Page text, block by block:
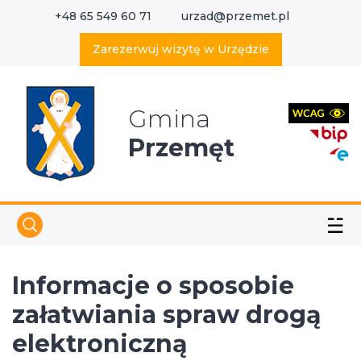
+48 65 549 60 71 urzad@przemet.pl
Zarezerwuj wizytę w Urzędzie
Gmina
Przemęt
☱
Informacje o sposobie
załatwiania spraw drogą
elektroniczną
Wyszukaj w serwisie